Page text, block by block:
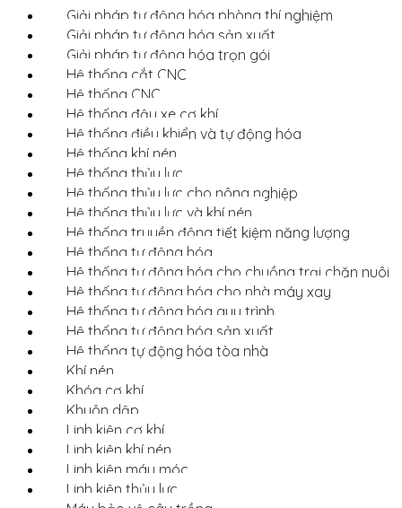
Giải pháp tự động hóa phòng thí nghiệm
Giải pháp tự động hóa sản xuất
Giải pháp tự động hóa trọn gói
Hệ thống cắt CNC
Hệ thống CNC
Hệ thống đậu xe cơ khí
Hệ thống điều khiển và tự động hóa
Hệ thống khí nén
Hệ thống thủy lực
Hệ thống thủy lực cho nông nghiệp
Hệ thống thủy lực và khí nén
Hệ thống truyền động tiết kiệm năng lượng
Hệ thống tự động hóa
Hệ thống tự động hóa cho chuồng trại chăn nuôi
Hệ thống tự động hóa cho nhà máy xay
Hệ thống tự động hóa quy trình
Hệ thống tự động hóa sản xuất
Hệ thống tự động hóa tòa nhà
Khí nén
Khóa cơ khí
Khuôn dập
Linh kiện cơ khí
Linh kiện khí nén
Linh kiện máy móc
Linh kiện thủy lực